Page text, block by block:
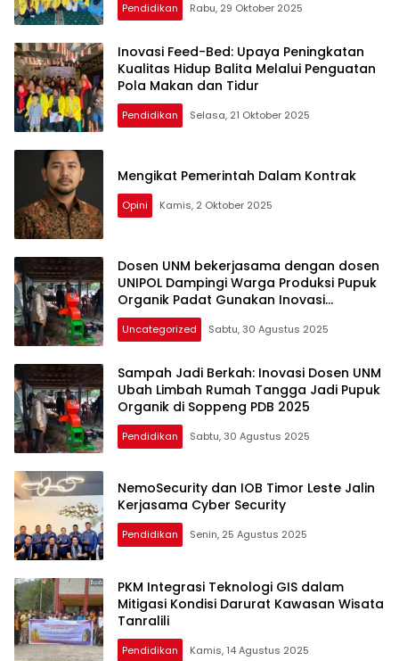
Pendidikan Rabu, 29 Oktober 2025
Inovasi Feed-Bed: Upaya Peningkatan
Kualitas Hidup Balita Melalui Penguatan
Pola Makan dan Tidur
Pendidikan Selasa, 21 Oktober 2025
Mengikat Pemerintah Dalam Kontrak
Opini Kamis, 2 Oktober 2025
Dosen UNM bekerjasama dengan dosen
UNIPOL Dampingi Warga Produksi Pupuk
Organik Padat Gunakan Inovasi
Teknologi Pencacah Sampah
Uncategorized Sabtu, 30 Agustus 2025
Sampah Jadi Berkah: Inovasi Dosen UNM
Ubah Limbah Rumah Tangga Jadi Pupuk
Organik di Soppeng PDB 2025
Pendidikan Sabtu, 30 Agustus 2025
NemoSecurity dan IOB Timor Leste Jalin
Kerjasama Cyber Security
Pendidikan Senin, 25 Agustus 2025
PKM Integrasi Teknologi GIS dalam
Mitigasi Kondisi Darurat Kawasan Wisata
Tanralili
Pendidikan Kamis, 14 Agustus 2025